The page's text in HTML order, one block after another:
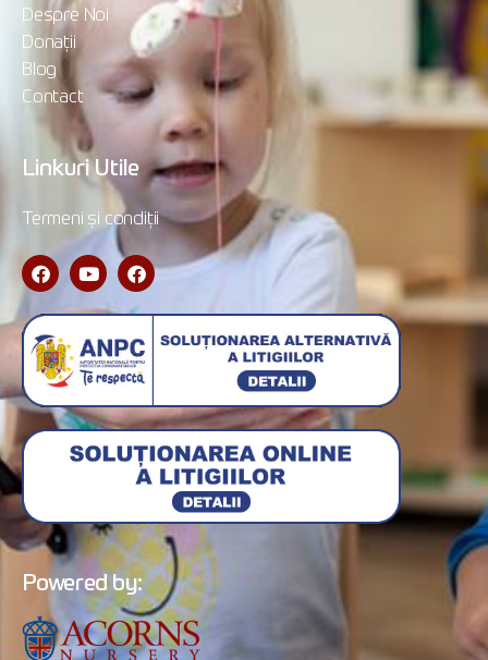
Despre Noi
Donații
Blog
Contact
Linkuri Utile
Termeni și condiții
Powered by: